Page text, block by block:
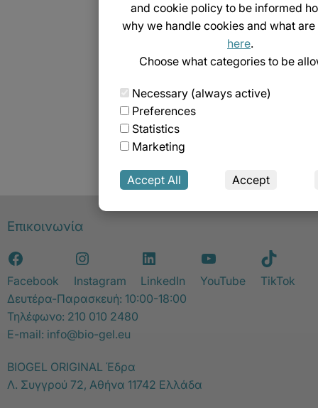
Επικοινωνία
Facebook Instagram LinkedIn YouTube
TikTok
Δευτέρα-Παρασκευή: 10:00-18:00
Τηλέφωνο: 210 010 2480
E-mail: info@bio-gel.eu
BIOGEL ORIGINAL Έδρα
Λ. Συγγρού 72, Αθήνα 11742 Ελλάδα
and cookie policy to be informed
why we handle cookies and what
here.
Choose what categories to be
Necessary (always active)
Preferences
Statistics
Marketing
Accept All Accept